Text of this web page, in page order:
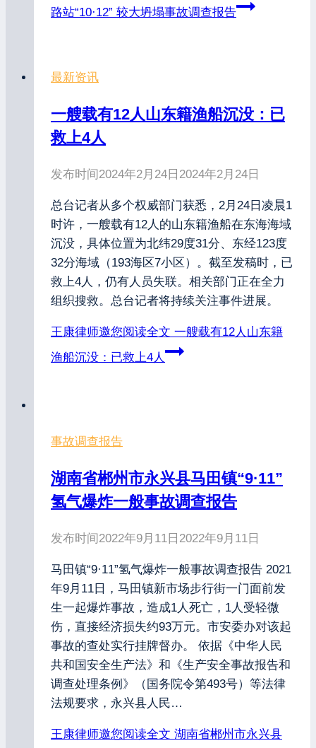
路站“10·12” 较大坍塌事故调查报告
最新资讯
一艘载有12人山东籍渔船沉没：已
救上4人
发布时间2024年2月24日 2024年2月24日
总台记者从多个权威部门获悉，2月24日凌晨1
时许，一艘载有12人的山东籍渔船在东海海域
沉没，具体位置为北纬29度31分、东经123度
32分海域（193海区7小区）。截至发稿时，已
救上4人，仍有人员失联。相关部门正在全力
组织搜救。总台记者将持续关注事件进展。
王康律师邀您阅读全文 一艘载有12人山东籍
渔船沉没：已救上4人
事故调查报告
湖南省郴州市永兴县马田镇“9·11”
氢气爆炸一般事故调查报告
发布时间2022年9月11日 2022年9月11日
马田镇“9·11”氢气爆炸一般事故调查报告 2021
年9月11日，马田镇新市场步行街一门面前发
生一起爆炸事故，造成1人死亡，1人受轻微
伤，直接经济损失约93万元。市安委办对该起
事故的查处实行挂牌督办。 依据《中华人民
共和国安全生产法》和《生产安全事故报告和
调查处理条例》（国务院令第493号）等法律
法规要求，永兴县人民…
王康律师邀您阅读全文 湖南省郴州市永兴县